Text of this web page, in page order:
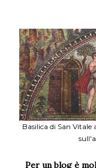
Basilica di San Vitale
Per un blog è